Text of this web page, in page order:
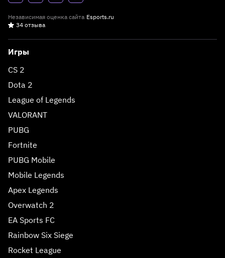
Независимая оценка сайта Esports.ru
34 отзыва
Игры
CS 2
Dota 2
League of Legends
VALORANT
PUBG
Fortnite
PUBG Mobile
Mobile Legends
Apex Legends
Overwatch 2
EA Sports FC
Rainbow Six Siege
Rocket League